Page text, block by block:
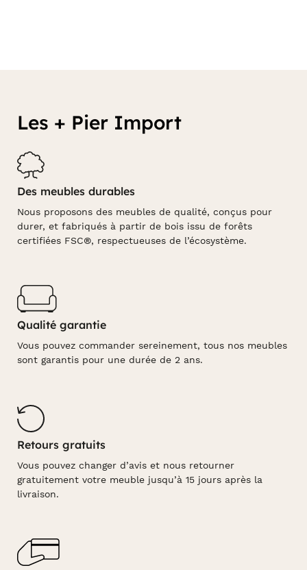
Les + Pier Import
Des meubles durables
Nous proposons des meubles de qualité, conçus pour
durer, et fabriqués à partir de bois issu de forêts
certifiées FSC®, respectueuses de l’écosystème.
Qualité garantie
Vous pouvez commander sereinement, tous nos meubles
sont garantis pour une durée de 2 ans.
Retours gratuits
Vous pouvez changer d’avis et nous retourner
gratuitement votre meuble jusqu’à 15 jours après la
livraison.